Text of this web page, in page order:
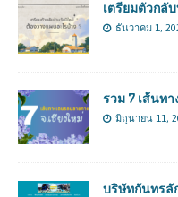
เตรียมตัวกลั
ธันวาคม 1,
รวม 7 เส้นทา
มิถุนายน 11,
บริษัทกันทรลั